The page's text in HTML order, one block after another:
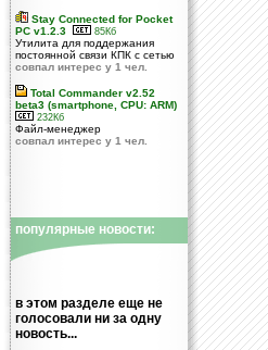
Stay Connected for Pocket
PC v1.2.3
85Кб
Утилита для поддержания
постоянной связи КПК с сетью
совпал интерес у 1 чел.
Total Commander v2.52
beta3 (smartphone, CPU: ARM)
232Кб
Файл-менеджер
совпал интерес у 1 чел.
популярные новости:
в этом разделе еще не
голосовали ни за одну
новость...